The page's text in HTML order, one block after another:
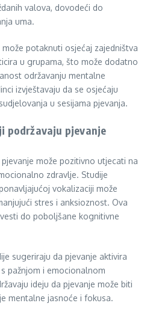
valova, dovodeći do
uma.
potaknuti osjećaj zajedništva
u grupama, što može dodatno
održavanju mentalne
izvještavaju da se osjećaju
u sesijama pjevanja.
podržavaju pjevanje
može pozitivno utjecati na
zdravlje. Studije
vokalizaciji može
stres i anksioznost. Ova
do poboljšane kognitivne
sugeriraju da pjevanje aktivira
pažnjom i emocionalnom
ideju da pjevanje može biti
mentalne jasnoće i fokusa.